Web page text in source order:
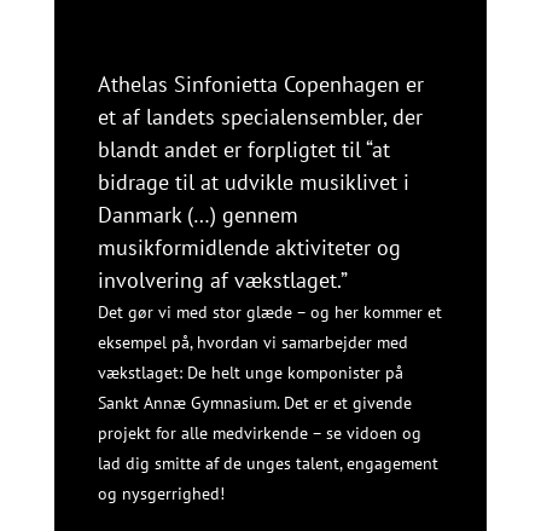
Athelas Sinfonietta Copenhagen er
et af landets specialensembler, der
blandt andet er forpligtet til “at
bidrage til at udvikle musiklivet i
Danmark (…) gennem
musikformidlende aktiviteter og
involvering af vækstlaget.”
Det gør vi med stor glæde – og her kommer et
eksempel på, hvordan vi samarbejder med
vækstlaget: De helt unge komponister på
Sankt Annæ Gymnasium. Det er et givende
projekt for alle medvirkende – se vidoen og
lad dig smitte af de unges talent, engagement
og nysgerrighed!